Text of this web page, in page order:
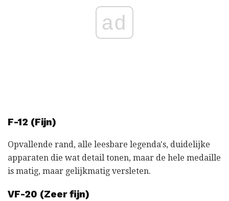
ad
F-12 (Fijn)
Opvallende rand, alle leesbare legenda's, duidelijke
apparaten die wat detail tonen, maar de hele medaille
is matig, maar gelijkmatig versleten.
VF-20 (Zeer fijn)